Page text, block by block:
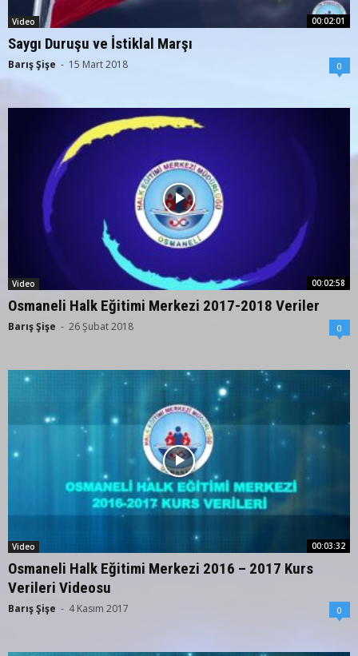
00:02:01
Video
Saygı Duruşu ve İstiklal Marşı
Barış Şişe - 15 Mart 2018 0
00:02:58
Video
Osmaneli Halk Eğitimi Merkezi 2017-2018 Veriler
Barış Şişe - 26 Şubat 2018 0
00:03:32
Video
Osmaneli Halk Eğitimi Merkezi 2016 – 2017 Kurs
Verileri Videosu
Barış Şişe - 4 Kasım 2017 0